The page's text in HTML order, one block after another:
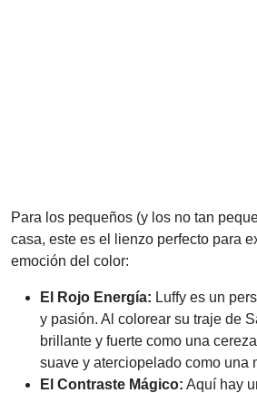
Para los pequeños (y los no tan
casa, este es el lienzo perfecto para
emoción del color:
El Rojo Energía: Luffy es un
y pasión. Al colorear su traje de
brillante y fuerte como una
suave y aterciopelado como una
El Contraste Mágico: Aquí hay